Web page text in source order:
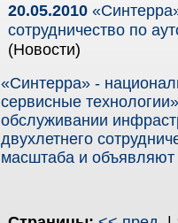
20.05.2010
сотрудничество по
(Новости)
«Синтерра» -
сервисные
обслуживании
двухлетнего
масштаба и